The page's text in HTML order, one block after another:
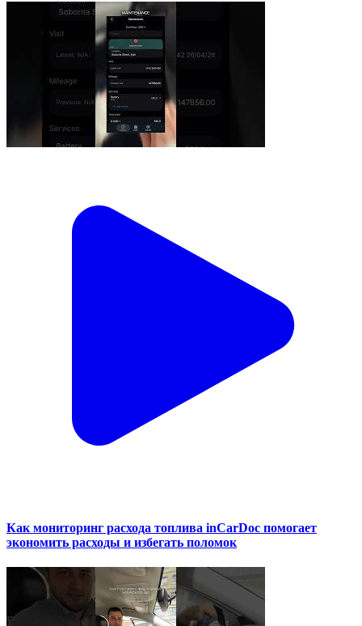
Как мониторинг расхода топлива inCarDoc помогает
экономить расходы и избегать поломок